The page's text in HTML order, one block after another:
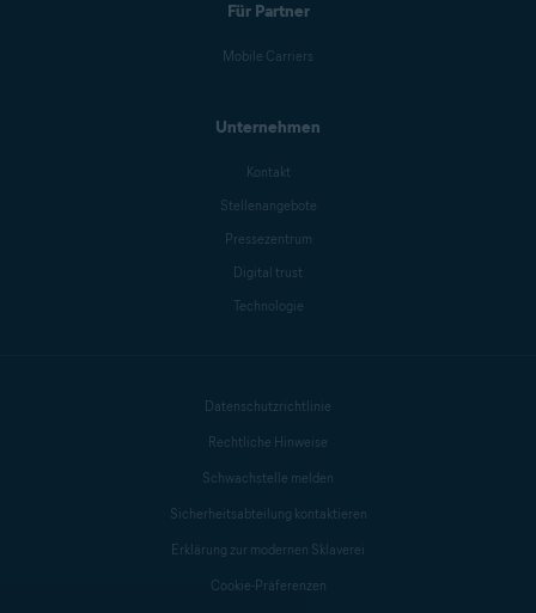
Für Partner
Mobile Carriers
Unternehmen
Kontakt
Stellenangebote
Pressezentrum
Digital trust
Technologie
Datenschutzrichtlinie
Rechtliche Hinweise
Schwachstelle melden
Sicherheitsabteilung kontaktieren
Erklärung zur modernen Sklaverei
Cookie-Präferenzen